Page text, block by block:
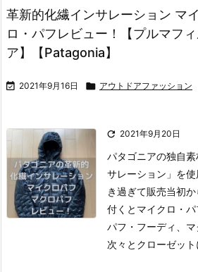
革新的化繊インサレーション マ
ロ・パフレビュー！【プルマフ
ア】【Patagonia】
 2021年9月16日  アウトドアファッション
 2021年9月20日
パタゴニアの独自
サレーション」を
き過ぎて販売当初
付くとマイクロ・
パフ・フーディ、
次々とクローゼッ